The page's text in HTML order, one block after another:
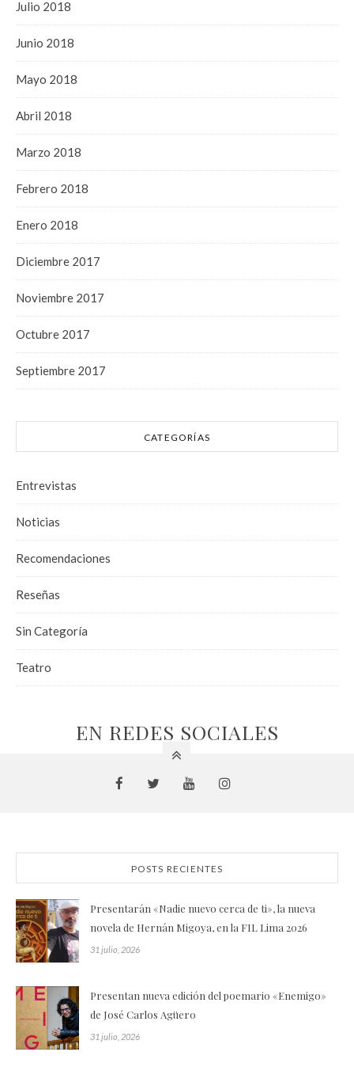
Julio 2018
Junio 2018
Mayo 2018
Abril 2018
Marzo 2018
Febrero 2018
Enero 2018
Diciembre 2017
Noviembre 2017
Octubre 2017
Septiembre 2017
CATEGORÍAS
Entrevistas
Noticias
Recomendaciones
Reseñas
Sin Categoría
Teatro
EN REDES SOCIALES
POSTS RECIENTES
Presentarán «Nadie nuevo cerca de ti», la nueva
novela de Hernán Migoya, en la FIL Lima 2026
31 julio, 2026
Presentan nueva edición del poemario «Enemigo»
de José Carlos Agüero
31 julio, 2026